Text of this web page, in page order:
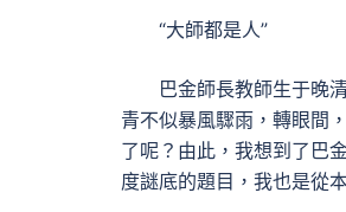
“大師都是人”
巴金師長教師生于晚
青不似暴風驟雨，轉眼間
了呢？由此，我想到了巴
度謎底的題目，我也是從